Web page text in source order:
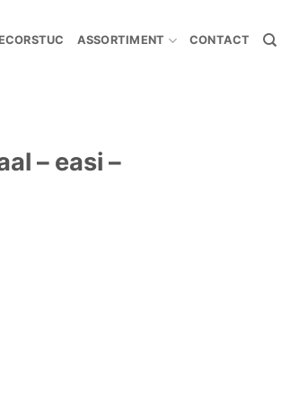
ASSORTIMENT CONTACT
– easi –